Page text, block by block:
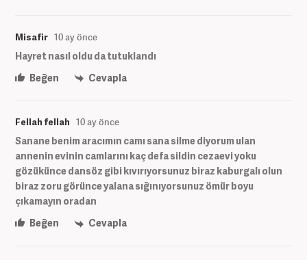
Misafir 10 ay önce
Hayret nasıl oldu da tutuklandı
Beğen
Cevapla
Fellah fellah 10 ay önce
Sanane benim aracımın camı sana silme diyorum ulan
annenin evinin camlarını kaç defa sildin cezaevi yoku
gözükünce dansöz gibi kıvırıyorsunuz biraz kaburgalı olun
biraz zoru görünce yalana sığınıyorsunuz ömür boyu
çıkamayın oradan
Beğen
Cevapla